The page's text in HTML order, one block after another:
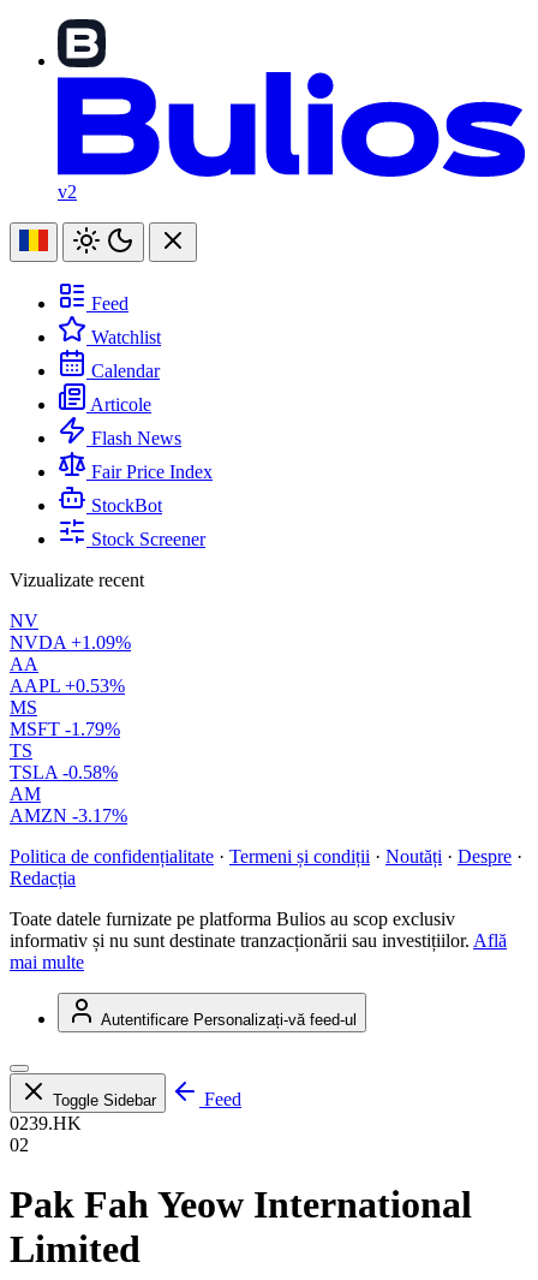
v2
Feed
Watchlist
Calendar
Articole
Flash News
Fair Price Index
StockBot
Stock Screener
Vizualizate recent
NV
NVDA +1.09%
AA
AAPL +0.53%
MS
MSFT -1.79%
TS
TSLA -0.58%
AM
AMZN -3.17%
Politica de confidențialitate · Termeni și condiții · Noutăți · Despre ·
Redacția
Toate datele furnizate pe platforma Bulios au scop exclusiv
informativ și nu sunt destinate tranzacționării sau investițiilor. Află
mai multe
Autentificare Personalizați-vă feed-ul
Toggle Sidebar
Feed
0239.HK
02
Pak Fah Yeow International
Limited